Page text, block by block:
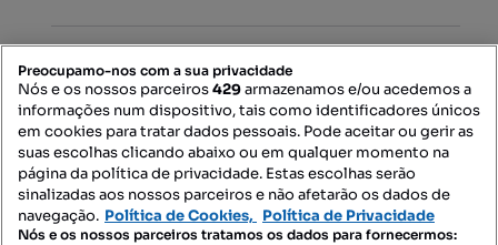
Mapa do Site
Contacte-nos
Preocupamo-nos com a sua privacidade
Nós e os nossos parceiros429armazenamos e/ou acedemos a
informações num dispositivo, tais como identificadores únicos
em cookies para tratar dados pessoais. Pode aceitar ou gerir as
suas escolhas clicando abaixo ou em qualquer momento na
página da política de privacidade. Estas escolhas serão
sinalizadas aos nossos parceiros e não afetarão os dados de
navegação. Política de Cookies, Política de Privacidade
Nós e os nossos parceiros tratamos os dados para fornecermos: